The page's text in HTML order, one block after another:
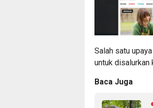
Salah satu
untuk disalurkan
Baca Juga